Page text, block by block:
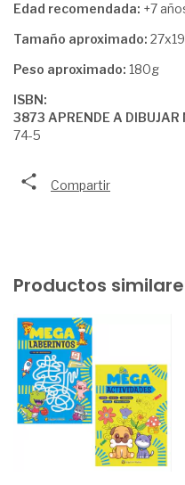
Edad recomendada: +7
Tamaño aproximado:
Peso aproximado: 180g
ISBN:
3873 APRENDE A DIBUJAR
74-5
Compartir
Productos